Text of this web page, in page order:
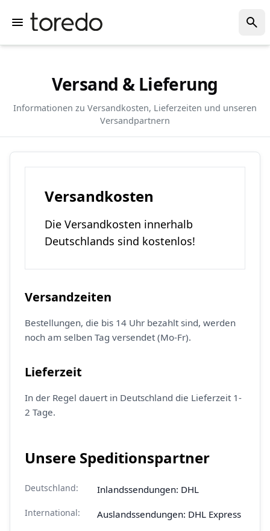
Versand & Lieferung
Informationen zu Versandkosten, Lieferzeiten und unseren
Versandpartnern
Versandkosten
Die Versandkosten innerhalb
Deutschlands sind kostenlos!
Versandzeiten
Bestellungen, die bis 14 Uhr bezahlt sind, werden
noch am selben Tag versendet (Mo-Fr).
Lieferzeit
In der Regel dauert in Deutschland die Lieferzeit 1-
2 Tage.
Unsere Speditionspartner
Deutschland: Inlandssendungen: DHL
International: Auslandssendungen: DHL Express